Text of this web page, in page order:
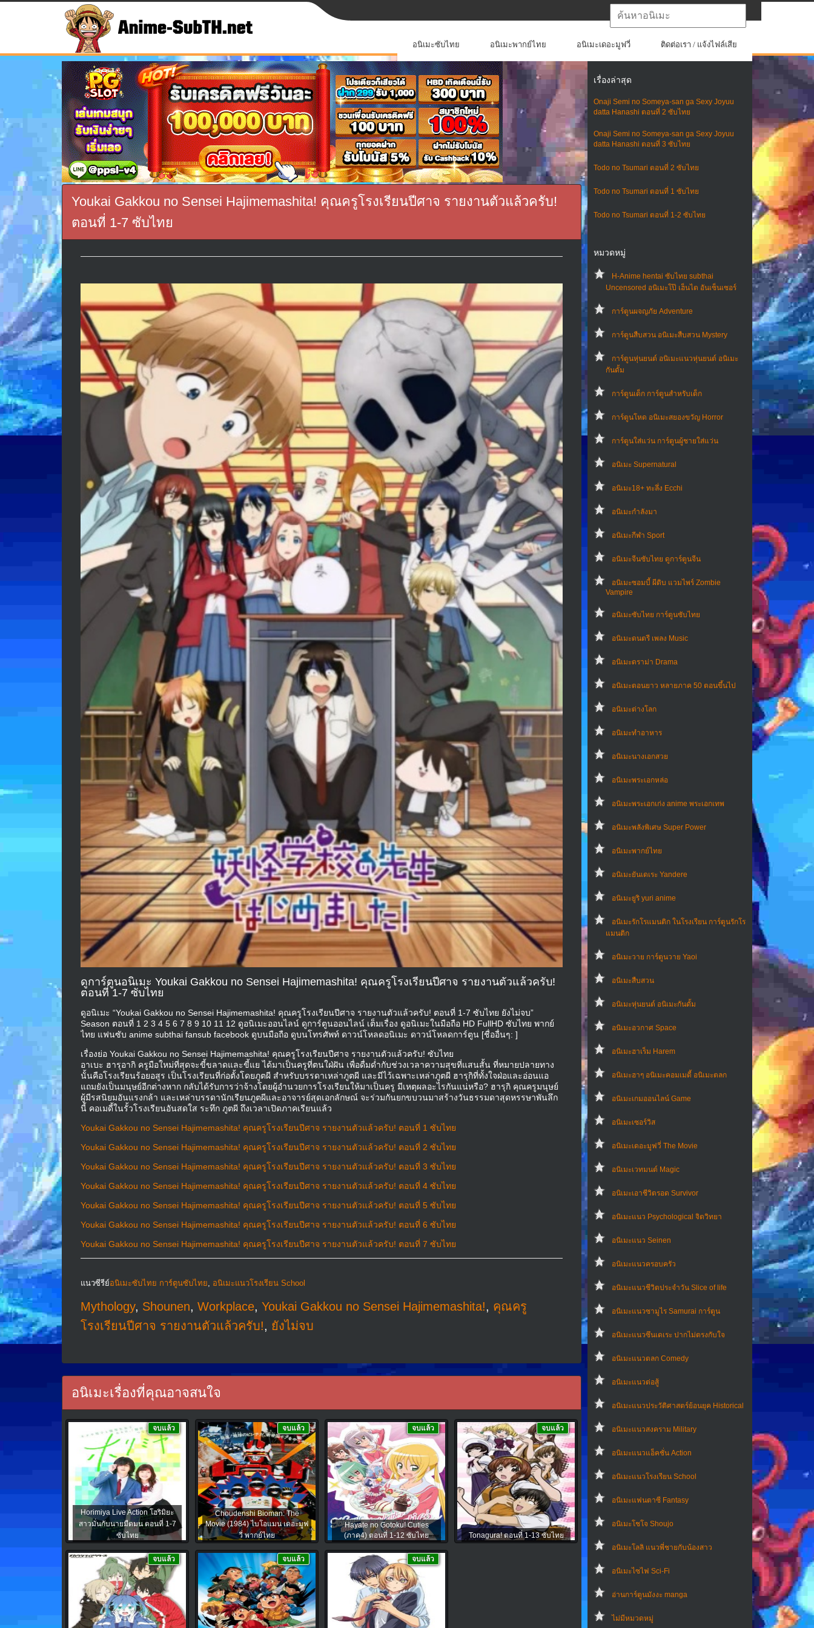
อนิเมะซับไทย อนิเมะพากย์ไทย อนิเมะเดอะมูฟวี่ ติดต่อเรา / แจ้งไฟล์เสีย
เรื่องล่าสุด
Onaji Semi no Someya-san ga Sexy Joyuu
datta Hanashi ตอนที่ 2 ซับไทย
Onaji Semi no Someya-san ga Sexy Joyuu
datta Hanashi ตอนที่ 3 ซับไทย
Todo no Tsumari ตอนที่ 2 ซับไทย
Todo no Tsumari ตอนที่ 1 ซับไทย
Todo no Tsumari ตอนที่ 1-2 ซับไทย
หมวดหมู่
H-Anime hentai ซับไทย subthai
Uncensored อนิเมะโป๊ เฮ็นไต อันเซ็นเซอร์
การ์ตูนผจญภัย Adventure
การ์ตูนสืบสวน อนิเมะสืบสวน Mystery
การ์ตูนหุ่นยนต์ อนิเมะแนวหุ่นยนต์ อนิเมะ
กันดั้ม
การ์ตูนเด็ก การ์ตูนสำหรับเด็ก
การ์ตูนโหด อนิเมะสยองขวัญ Horror
การ์ตูนใส่แว่น การ์ตูนผู้ชายใส่แว่น
อนิเมะ Supernatural
อนิเมะ18+ ทะลึ่ง Ecchi
อนิเมะกำลังมา
อนิเมะกีฬา Sport
อนิเมะจีนซับไทย ดูการ์ตูนจีน
อนิเมะซอมบี้ ผีดิบ แวมไพร์ Zombie
Vampire
อนิเมะซับไทย การ์ตูนซับไทย
อนิเมะดนตรี เพลง Music
อนิเมะดราม่า Drama
อนิเมะตอนยาว หลายภาค 50 ตอนขึ้นไป
อนิเมะต่างโลก
อนิเมะทําอาหาร
อนิเมะนางเอกสวย
อนิเมะพระเอกหล่อ
อนิเมะพระเอกเก่ง anime พระเอกเทพ
อนิเมะพลังพิเศษ Super Power
อนิเมะพากย์ไทย
อนิเมะยันเดเระ Yandere
อนิเมะยูริ yuri anime
อนิเมะรักโรแมนติก ในโรงเรียน การ์ตูนรักโร
แมนติก
อนิเมะวาย การ์ตูนวาย Yaoi
อนิเมะสืบสวน
อนิเมะหุ่นยนต์ อนิเมะกันดั้ม
อนิเมะอวกาศ Space
อนิเมะฮาเร็ม Harem
อนิเมะฮาๆ อนิเมะคอมเมดี้ อนิเมะตลก
อนิเมะเกมออนไลน์ Game
อนิเมะเซอร์วิส
อนิเมะเดอะมูฟวี่ The Movie
อนิเมะเวทมนต์ Magic
อนิเมะเอาชีวิตรอด Survivor
อนิเมะแนว Psychological จิตวิทยา
อนิเมะแนว Seinen
อนิเมะแนวครอบครัว
อนิเมะแนวชีวิตประจําวัน Slice of life
อนิเมะแนวซามูไร Samurai การ์ตูน
อนิเมะแนวซึนเดเระ ปากไม่ตรงกับใจ
อนิเมะแนวตลก Comedy
อนิเมะแนวต่อสู้
อนิเมะแนวประวัติศาสตร์ย้อนยุค Historical
อนิเมะแนวสงคราม Military
อนิเมะแนวแอ็คชั่น Action
อนิเมะแนวโรงเรียน School
อนิเมะแฟนตาซี Fantasy
อนิเมะโชโจ Shoujo
อนิเมะโลลิ แนวพี่ชายกับน้องสาว
อนิเมะไซไฟ Sci-Fi
อ่านการ์ตูนมังงะ manga
ไม่มีหมวดหมู่
Youkai Gakkou no Sensei Hajimemashita! คุณครูโรงเรียนปีศาจ รายงานตัวแล้วครับ!
ตอนที่ 1-7 ซับไทย
ดูการ์ตูนอนิเมะ Youkai Gakkou no Sensei Hajimemashita! คุณครูโรงเรียนปีศาจ รายงานตัวแล้วครับ!
ตอนที่ 1-7 ซับไทย
ดูอนิเมะ “Youkai Gakkou no Sensei Hajimemashita! คุณครูโรงเรียนปีศาจ รายงานตัวแล้วครับ! ตอนที่ 1-7 ซับไทย ยังไม่จบ”
Season ตอนที่ 1 2 3 4 5 6 7 8 9 10 11 12 ดูอนิเมะออนไลน์ ดูการ์ตูนออนไลน์ เต็มเรื่อง ดูอนิเมะในมือถือ HD FullHD ซับไทย พากย์
ไทย แฟนซับ anime subthai fansub facebook ดูบนมือถือ ดูบนโทรศัพท์ ดาวน์โหลดอนิเมะ ดาวน์โหลดการ์ตูน [ชื่ออื่นๆ: ]
เรื่องย่อ Youkai Gakkou no Sensei Hajimemashita! คุณครูโรงเรียนปีศาจ รายงานตัวแล้วครับ! ซับไทย
อาเบะ ฮารุอากิ ครูมือใหม่ที่สุดจะขี้ขลาดและขี้แย ได้มาเป็นครูที่ตนใฝ่ฝัน เพื่อดื่มด่ำกับช่วงเวลาความสุขที่แสนสั้น ที่หมายปลายทาง
นั้นคือโรงเรียนร้อยอสูร เป็นโรงเรียนที่ก่อตั้งโดยภูตผี สำหรับบรรดาเหล่าภูตผี และมีไว้เฉพาะเหล่าภูตผี ฮารุกิที่ทั้งใจฝ่อและอ่อนแอ
แถมยังเป็นมนุษย์อีกต่างหาก กลับได้รับการว่าจ้างโดยผู้อำนวยการโรงเรียนให้มาเป็นครู มีเหตุผลอะไรกันแน่หรือ? ฮารุกิ คุณครูมนุษย์
ผู้มีรสนิยมอันแรงกล้า และเหล่าบรรดานักเรียนภูตผีและอาจารย์สุดเอกลักษณ์ จะร่วมกันยกขบวนมาสร้างวันธรรมดาสุดหรรษาพันลึก
นี้ คอเมดี้ในรั้วโรงเรียนอันสดใส ระทึก ภูตผี ถึงเวลาเปิดภาคเรียนแล้ว
Youkai Gakkou no Sensei Hajimemashita! คุณครูโรงเรียนปีศาจ รายงานตัวแล้วครับ! ตอนที่ 1 ซับไทย
Youkai Gakkou no Sensei Hajimemashita! คุณครูโรงเรียนปีศาจ รายงานตัวแล้วครับ! ตอนที่ 2 ซับไทย
Youkai Gakkou no Sensei Hajimemashita! คุณครูโรงเรียนปีศาจ รายงานตัวแล้วครับ! ตอนที่ 3 ซับไทย
Youkai Gakkou no Sensei Hajimemashita! คุณครูโรงเรียนปีศาจ รายงานตัวแล้วครับ! ตอนที่ 4 ซับไทย
Youkai Gakkou no Sensei Hajimemashita! คุณครูโรงเรียนปีศาจ รายงานตัวแล้วครับ! ตอนที่ 5 ซับไทย
Youkai Gakkou no Sensei Hajimemashita! คุณครูโรงเรียนปีศาจ รายงานตัวแล้วครับ! ตอนที่ 6 ซับไทย
Youkai Gakkou no Sensei Hajimemashita! คุณครูโรงเรียนปีศาจ รายงานตัวแล้วครับ! ตอนที่ 7 ซับไทย
แนวซีรีย์อนิเมะซับไทย การ์ตูนซับไทย, อนิเมะแนวโรงเรียน School
Mythology, Shounen, Workplace, Youkai Gakkou no Sensei Hajimemashita!, คุณครู
โรงเรียนปีศาจ รายงานตัวแล้วครับ!, ยังไม่จบ
อนิเมะเรื่องที่คุณอาจสนใจ
Horimiya Live Action โฮริมิยะ
สาวมั่นกับนายมืดมน ตอนที่ 1-7
ซับไทย
จบแล้ว
Choudenshi Bioman: The
Movie (1984) ไบโอแมน เดอะมูฟ
วี่ พากย์ไทย
จบแล้ว
Hayate no Gotoku! Cuties
(ภาค4) ตอนที่ 1-12 ซับไทย
จบแล้ว
Tonagura! ตอนที่ 1-13 ซับไทย
จบแล้ว
จบแล้ว จบแล้ว จบแล้ว